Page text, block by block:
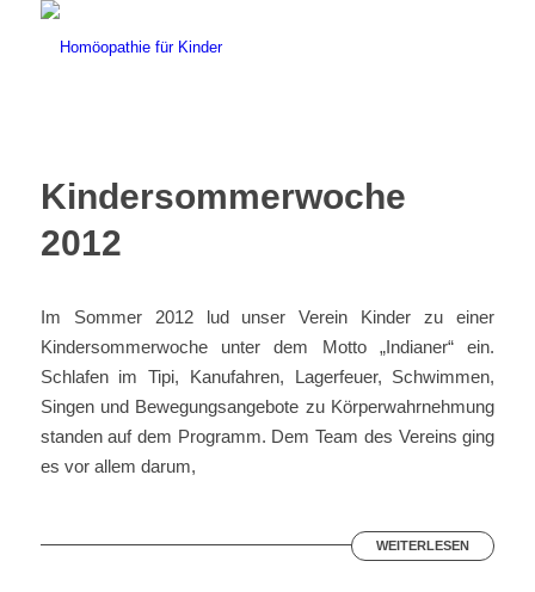
Kindersommerwoche
2012
Im Sommer 2012 lud unser Verein Kinder zu einer
Kindersommerwoche unter dem Motto „Indianer“ ein.
Schlafen im Tipi, Kanufahren, Lagerfeuer, Schwimmen,
Singen und Bewegungsangebote zu Körperwahrnehmung
standen auf dem Programm. Dem Team des Vereins ging
es vor allem darum,
WEITERLESEN